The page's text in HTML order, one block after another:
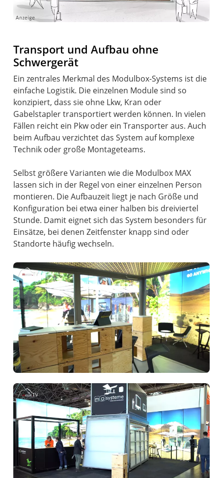
Transport und Aufbau ohne
Schwergerät
Ein zentrales Merkmal des Modulbox-Systems ist die
einfache Logistik. Die einzelnen Module sind so
konzipiert, dass sie ohne Lkw, Kran oder
Gabelstapler transportiert werden können. In vielen
Fällen reicht ein Pkw oder ein Transporter aus. Auch
beim Aufbau verzichtet das System auf komplexe
Technik oder große Montageteams.
Selbst größere Varianten wie die Modulbox MAX
lassen sich in der Regel von einer einzelnen Person
montieren. Die Aufbauzeit liegt je nach Größe und
Konfiguration bei etwa einer halben bis dreiviertel
Stunde. Damit eignet sich das System besonders für
Einsätze, bei denen Zeitfenster knapp sind oder
Standorte häufig wechseln.